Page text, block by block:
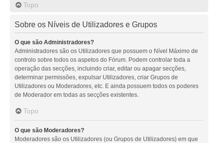
Topo
Sobre os Níveis de Utilizadores e Grupos
O que são Administradores?
Administradores são os Utilizadores que possuem o Nível Máximo de
controlo sobre todos os aspetos do Fórum. Podem controlar toda a
operação das secções, incluindo criar, editar ou apagar secções,
determinar permissões, expulsar Utilizadores, criar Grupos de
Utilizadores ou Moderadores, etc. E ainda possuem todos os poderes
de Moderador em todas as secções existentes.
Topo
O que são Moderadores?
Moderadores são os Utilizadores (ou Grupos de Utilizadores) em que